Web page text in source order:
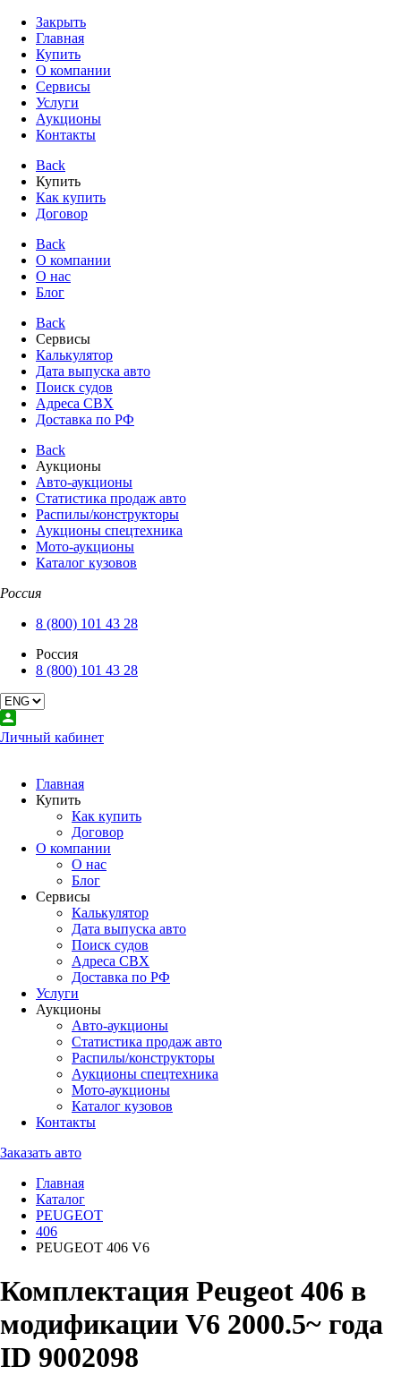
Закрыть
Главная
Купить
О компании
Сервисы
Услуги
Аукционы
Контакты
Back
Купить
Как купить
Договор
Back
О компании
О нас
Блог
Back
Сервисы
Калькулятор
Дата выпуска авто
Поиск судов
Адреса СВХ
Доставка по РФ
Back
Аукционы
Авто-аукционы
Статистика продаж авто
Распилы/конструкторы
Аукционы спецтехника
Мото-аукционы
Каталог кузовов
Россия
8 (800) 101 43 28
Россия
8 (800) 101 43 28
Личный кабинет
Главная
Купить
Как купить
Договор
О компании
О нас
Блог
Сервисы
Калькулятор
Дата выпуска авто
Поиск судов
Адреса СВХ
Доставка по РФ
Услуги
Аукционы
Авто-аукционы
Статистика продаж авто
Распилы/конструкторы
Аукционы спецтехника
Мото-аукционы
Каталог кузовов
Контакты
Заказать авто
Главная
Каталог
PEUGEOT
406
PEUGEOT 406 V6
Комплектация Peugeot 406 в
модификации V6 2000.5~ года
ID 9002098